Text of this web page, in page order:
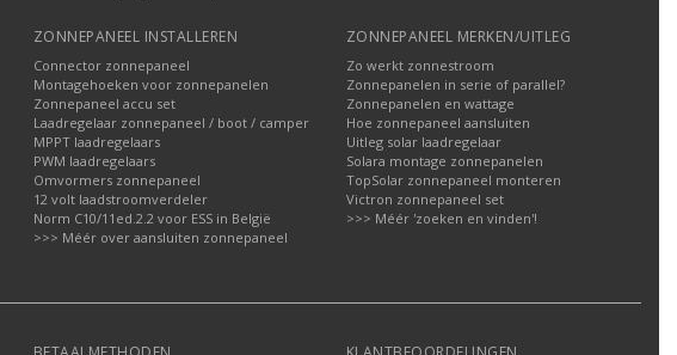
ZONNEPANEEL INSTALLEREN
Connector zonnepaneel
Montagehoeken voor zonnepanelen
Zonnepaneel accu set
Laadregelaar zonnepaneel / boot / camper
MPPT laadregelaars
PWM laadregelaars
Omvormers zonnepaneel
12 volt laadstroomverdeler
Norm C10/11ed.2.2 voor ESS in België
>>> Méér over aansluiten zonnepaneel
ZONNEPANEEL MERKEN/UITLEG
Zo werkt zonnestroom
Zonnepanelen in serie of parallel?
Zonnepanelen en wattage
Hoe zonnepaneel aansluiten
Uitleg solar laadregelaar
Solara montage zonnepanelen
TopSolar zonnepaneel monteren
Victron zonnepaneel set
>>> Méér 'zoeken en vinden'!